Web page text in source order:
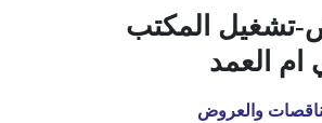
المكتب
ام العمد
والعروض